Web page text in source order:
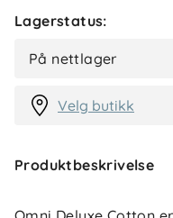
Lagerstatus:
På nettlager
Velg butikk
Produktbeskrivelse